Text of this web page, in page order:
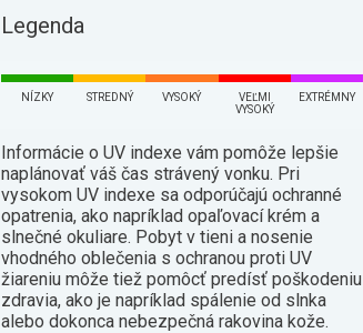
Legenda
NÍZKY STREDNÝ VYSOKÝ
VEĽMI
VYSOKÝ
EXTRÉMNY
Informácie o UV indexe vám pomôže lepšie
naplánovať váš čas strávený vonku. Pri
vysokom UV indexe sa odporúčajú ochranné
opatrenia, ako napríklad opaľovací krém a
slnečné okuliare. Pobyt v tieni a nosenie
vhodného oblečenia s ochranou proti UV
žiareniu môže tiež pomôcť predísť poškodeniu
zdravia, ako je napríklad spálenie od slnka
alebo dokonca nebezpečná rakovina kože.